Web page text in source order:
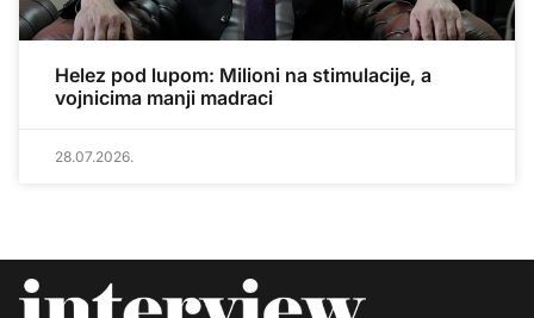
Helez pod lupom: Milioni na stimulacije, a
vojnicima manji madraci
28.07.2026.